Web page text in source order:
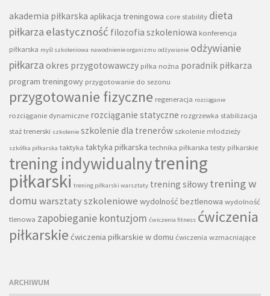
akademia piłkarska aplikacja treningowa core stability dieta
piłkarza elastyczność filozofia szkoleniowa konferencja
piłkarska myśl szkoleniowa nawodnienie organizmu odżywianie odżywianie
piłkarza okres przygotowawczy piłka nożna poradnik piłkarza
program treningowy przygotowanie do sezonu
przygotowanie fizyczne regeneracja rozciąganie
rozciąganie dynamiczne rozciąganie statyczne rozgrzewka stabilizacja
staż trenerski szkolenie szkolenie dla trenerów szkolenie młodzieży
szkółka piłkarska taktyka taktyka piłkarska technika piłkarska testy piłkarskie
trening indywidualnytrening
piłkarski trening piłkarski warsztaty trening siłowy trening w
domu warsztaty szkoleniowe wydolność beztlenowa wydolność
tlenowa zapobieganie kontuzjom ćwiczenia fitness ćwiczenia
piłkarskie ćwiczenia piłkarskie w domu ćwiczenia wzmacniające
ARCHIWUM